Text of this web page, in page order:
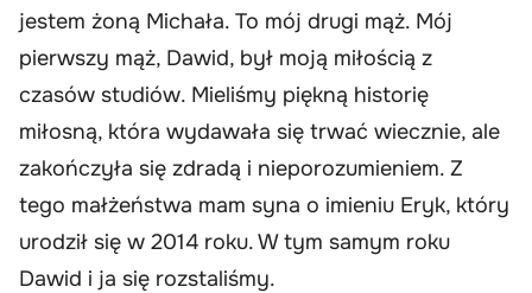
jestem żoną Michała. To mój drugi mąż. Mój
pierwszy mąż, Dawid, był moją miłością z
czasów studiów. Mieliśmy piękną historię
miłosną, która wydawała się trwać wiecznie, ale
zakończyła się zdradą i nieporozumieniem. Z
tego małżeństwa mam syna o imieniu Eryk, który
urodził się w 2014 roku. W tym samym roku
Dawid i ja się rozstaliśmy.